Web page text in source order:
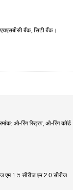
बैंक, सिटी बैंक।
ओ-रिंग स्ट्रिप, ओ-रिंग कॉर्ड
एम 1.5 सीरीज एम 2.0 सीरीज